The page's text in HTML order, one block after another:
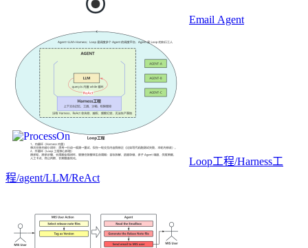
Email Agent
Loop工程/Harness工
程/agent/LLM/ReAct